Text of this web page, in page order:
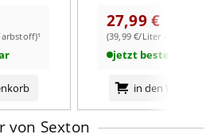
kaufen und genießen!27,99 €
(39,99 €/Liter - mit
jetzt bestellbar
in den
von Sexton